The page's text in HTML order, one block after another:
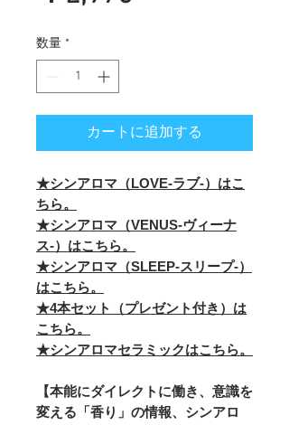
数量 *
カートに追加する
★シンアロマ（LOVE-ラブ-）はこ
ちら。
★シンアロマ（VENUS-ヴィーナ
ス-）はこちら。
★シンアロマ（SLEEP-スリープ-）
はこちら。
★4本セット（プレゼント付き）は
こちら。
★シンアロマセラミックはこちら。
【本能にダイレクトに働き、意識を
変える「香り」の情報、シンアロ